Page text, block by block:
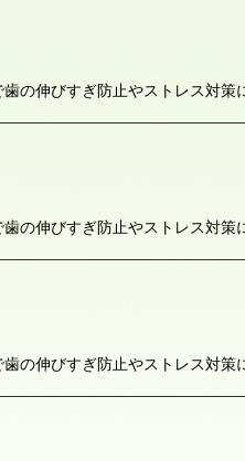
の伸びすぎ防止やストレス対策
の伸びすぎ防止やストレス対策
の伸びすぎ防止やストレス対策